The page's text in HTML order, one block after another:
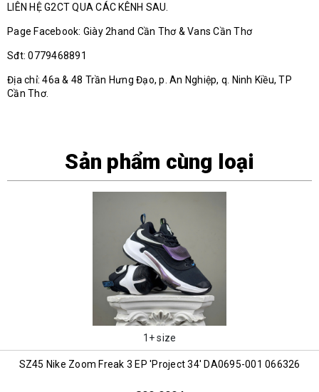
LIÊN HỆ G2CT QUA CÁC KÊNH SAU.
Page Facebook: Giày 2hand Cần Thơ & Vans Cần Thơ
Sđt: 0779468891
Địa chỉ: 46a & 48 Trần Hưng Đạo, p. An Nghiệp, q. Ninh Kiều, TP
Cần Thơ.
Sản phẩm cùng loại
1+ size
SZ45 Nike Zoom Freak 3 EP 'Project 34' DA0695-001 066326